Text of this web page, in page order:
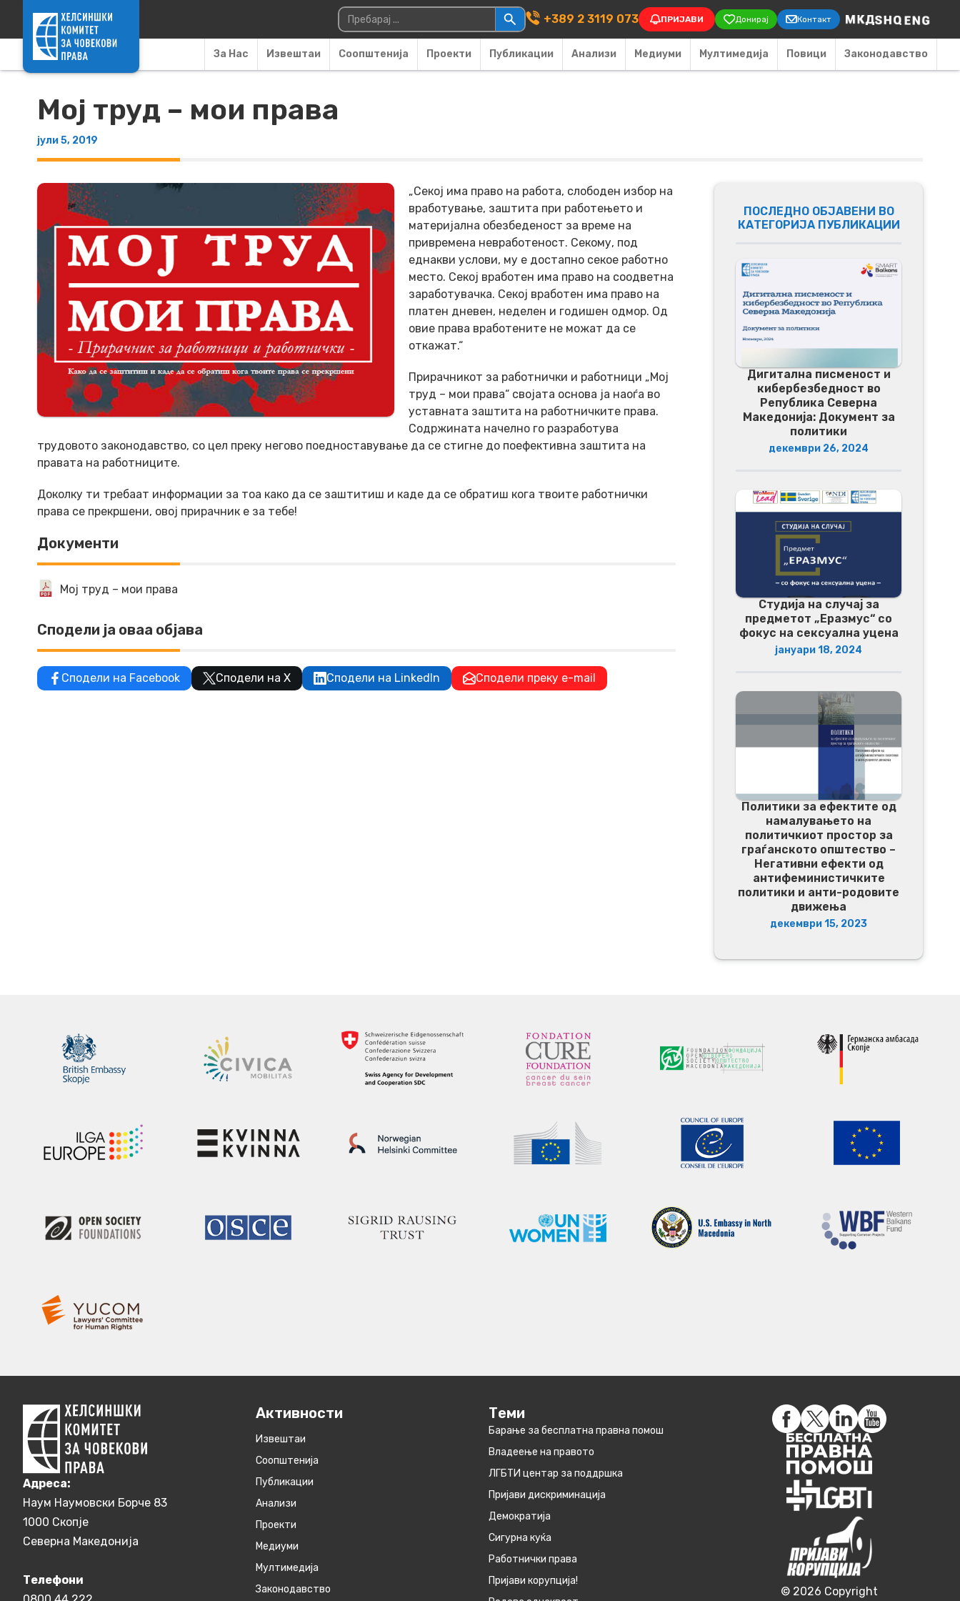
Main Navigation
Пребарувај за: +389 2 3119 073 ПРИЈАВИ Донирај Контакт
За Нас Извештаи Соопштенија Проекти Публикации Анализи Медиуми Мултимедија Повици Законодавство
Мој труд – мои права
јули 5, 2019
„Секој има право на работа, слободен избор на
вработување, заштита при работењето и
материјална обезбеденост за време на
привремена невработеност. Секому, под
еднакви услови, му е достапно секое работно
место. Секој вработен има право на соодветна
заработувачка. Секој вработен има право на
платен дневен, неделен и годишен одмор. Од
овие права вработените не можат да се
откажат.“
Прирачникот за работнички и работници „Мој
труд – мои права“ својата основа ја наоѓа во
уставната заштита на работничките права.
Содржината начелно го разработува
трудовото законодавство, со цел преку негово поедноставување да се стигне до поефективна заштита на
правата на работниците.
Доколку ти требаат информации за тоа како да се заштитиш и каде да се обратиш кога твоите работнички
права се прекршени, овој прирачник е за тебе!
Документи
Мој труд – мои права
Сподели ја оваа објава
Сподели на Facebook Сподели на X Сподели на LinkedIn Сподели преку e-mail
ПОСЛЕДНО ОБЈАВЕНИ ВО
КАТЕГОРИЈА ПУБЛИКАЦИИ
Дигитална писменост и
кибербезбедност во
Република Северна
Македонија: Документ за
политики
декември 26, 2024
Студија на случај за
предметот „Еразмус“ со
фокус на сексуална уцена
јануари 18, 2024
Политики за ефектите од
намалувањето на
политичкиот простор за
граѓанското општество –
Негативни ефекти од
антифеминистичките
политики и анти-родовите
движења
декември 15, 2023
Aдреса:
Наум Наумовски Борче 83
1000 Скопје
Северна Македонија
Телефони
Активности
Извештаи
Соопштенија
Публикации
Анализи
Проекти
Медиуми
Мултимедија
Законодавство
Теми
Барање за бесплатна правна помош
Владеење на правото
ЛГБТИ центар за поддршка
Пријави дискриминација
Демократија
Сигурна куќа
Работнички права
Пријави корупција!
© 2026 Copyright